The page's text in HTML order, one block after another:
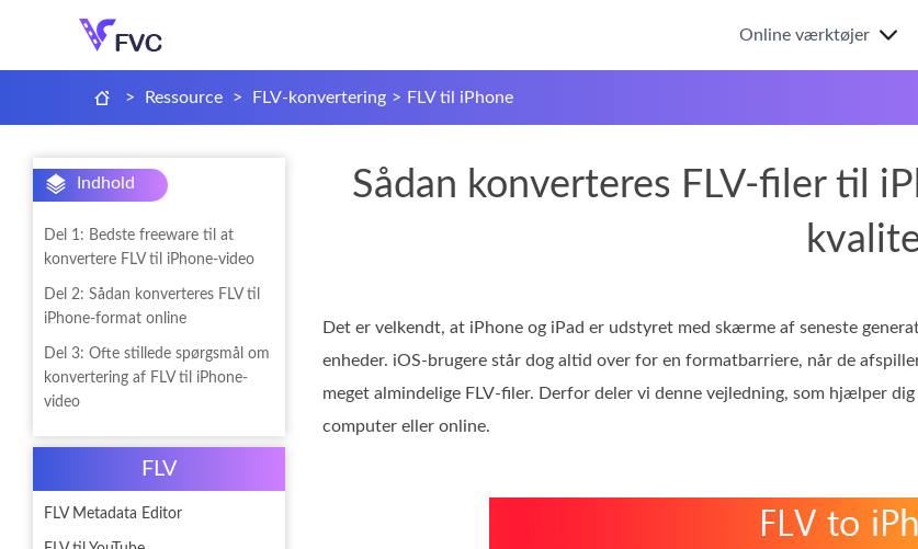
Online værktøjer
> Ressource > FLV-konvertering > FLV til iPhone
Indhold
Del 1: Bedste freeware til at
konvertere FLV til iPhone-video
Del 2: Sådan konverteres FLV til
iPhone-format online
Del 3: Ofte stillede spørgsmål om
konvertering af FLV til iPhone-
video
FLV
FLV Metadata Editor
Sådan konverteres FLV-filer til
Det er velkendt, at iPhone og iPad er udstyret med skærme af seneste
enheder. iOS-brugere står dog altid over for en formatbarriere, når de
meget almindelige FLV-filer. Derfor deler vi denne vejledning, som hjælper
computer eller online.